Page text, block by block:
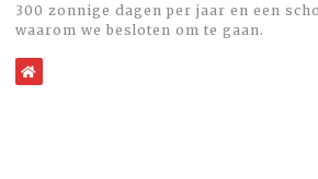
300 zonnige dagen per jaar en een
waarom we besloten om te gaan.